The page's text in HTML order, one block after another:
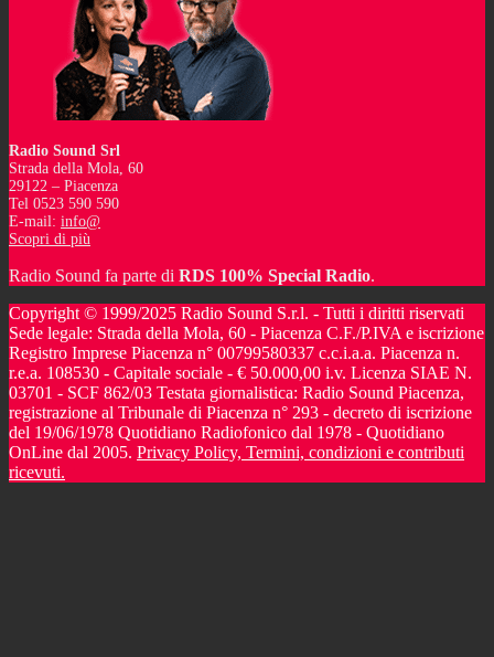
Radio Sound Srl
Strada della Mola, 60
29122 – Piacenza
Tel 0523 590 590
E-mail: info@
Scopri di più
Radio Sound fa parte di RDS 100% Special Radio.
Copyright © 1999/2025 Radio Sound S.r.l. - Tutti i diritti riservati
Sede legale: Strada della Mola, 60 - Piacenza C.F./P.IVA e iscrizione
Registro Imprese Piacenza n° 00799580337 c.c.i.a.a. Piacenza n.
r.e.a. 108530 - Capitale sociale - € 50.000,00 i.v. Licenza SIAE N.
03701 - SCF 862/03 Testata giornalistica: Radio Sound Piacenza,
registrazione al Tribunale di Piacenza n° 293 - decreto di iscrizione
del 19/06/1978 Quotidiano Radiofonico dal 1978 - Quotidiano
OnLine dal 2005. Privacy Policy, Termini, condizioni e contributi
ricevuti.